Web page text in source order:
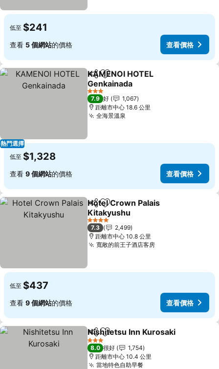
低至 $241
查看 5 個網站的價格 查看價格
熱門選擇
分享 放到收藏夾
KAMENOI HOTEL
Genkainada
3 星級
7.9 好
1,067
距離市中心 18.6 公里
全海景溫泉
低至 $1,328
查看 9 個網站的價格 查看價格
分享 放到收藏夾
Hotel Crown Palais
Kitakyushu
4 星級
7.3
2,499
距離市中心 10.8 公里
寬敞的前王子酒店客房
低至 $437
查看 9 個網站的價格 查看價格
分享 放到收藏夾
Nishitetsu Inn Kurosaki
3 星級
8.0 很好
1,754
距離市中心 10.4 公里
當地特色自助早餐